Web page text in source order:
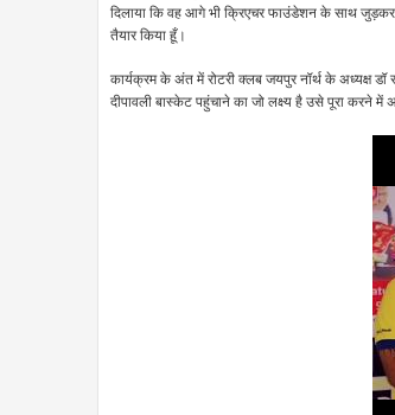
दिलाया कि वह आगे भी क्रिएचर फाउंडेशन के साथ जुड़कर
तैयार किया हूँ।
कार्यक्रम के अंत में रोटरी क्लब जयपुर नॉर्थ के अध्यक्ष
दीपावली बास्केट पहुंचाने का जो लक्ष्य है उसे पूरा करने